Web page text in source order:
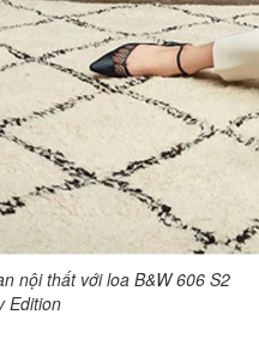
nội thất với loa B&W 606 S2
Edition